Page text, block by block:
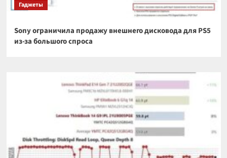
Гаджеты
Sony ограничила продажу внешнего дисковода для PS5
из-за большого спроса